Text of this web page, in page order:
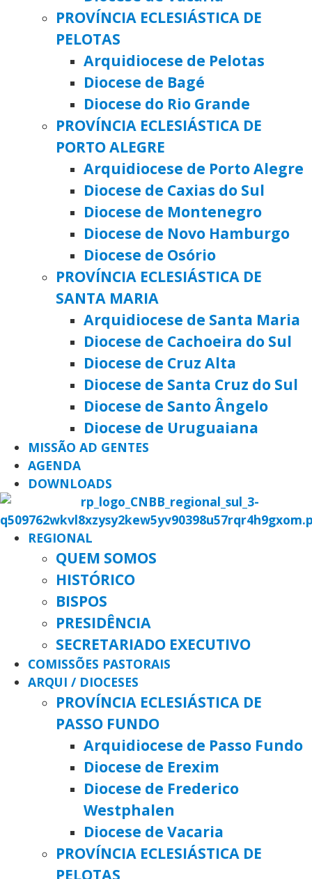
PROVÍNCIA ECLESIÁSTICA DE
PELOTAS
Arquidiocese de Pelotas
Diocese de Bagé
Diocese do Rio Grande
PROVÍNCIA ECLESIÁSTICA DE
PORTO ALEGRE
Arquidiocese de Porto Alegre
Diocese de Caxias do Sul
Diocese de Montenegro
Diocese de Novo Hamburgo
Diocese de Osório
PROVÍNCIA ECLESIÁSTICA DE
SANTA MARIA
Arquidiocese de Santa Maria
Diocese de Cachoeira do Sul
Diocese de Cruz Alta
Diocese de Santa Cruz do Sul
Diocese de Santo Ângelo
Diocese de Uruguaiana
MISSÃO AD GENTES
AGENDA
DOWNLOADS
REGIONAL
QUEM SOMOS
HISTÓRICO
BISPOS
PRESIDÊNCIA
SECRETARIADO EXECUTIVO
COMISSÕES PASTORAIS
ARQUI / DIOCESES
PROVÍNCIA ECLESIÁSTICA DE
PASSO FUNDO
Arquidiocese de Passo Fundo
Diocese de Erexim
Diocese de Frederico
Westphalen
Diocese de Vacaria
PROVÍNCIA ECLESIÁSTICA DE
PELOTAS